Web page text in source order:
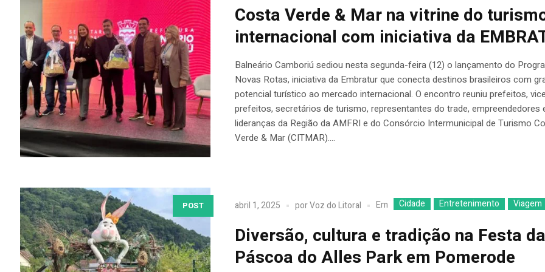
Costa Verde & Mar na vitrine do
internacional com iniciativa da
Balneário Camboriú sediou nesta segunda-feira (12) o lançamento do
Novas Rotas, iniciativa da Embratur que conecta destinos brasileiros com
potencial turístico ao mercado internacional. O encontro reuniu prefeitos,
prefeitos, secretários de turismo, representantes do trade, empreendedores
lideranças da Região da AMFRI e do Consórcio Intermunicipal de Turismo
Verde & Mar (CITMAR)....
POST abril 1, 2025 porVoz do Litoral Em Cidade Entretenimento Viagem
Diversão, cultura e tradição na Festa da
Páscoa do Alles Park em Pomerode